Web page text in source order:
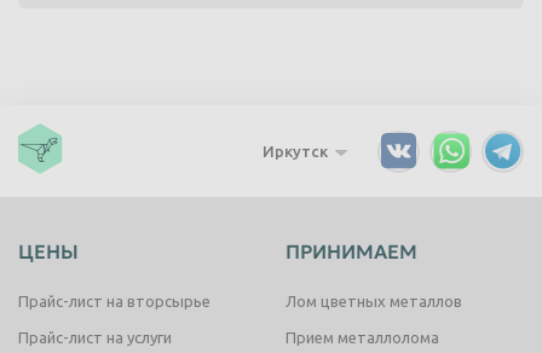
Иркутск
ЦЕНЫ
Прайс-лист на вторсырье
Прайс-лист на услуги
ПРИНИМАЕМ
Лом цветных металлов
Прием металлолома